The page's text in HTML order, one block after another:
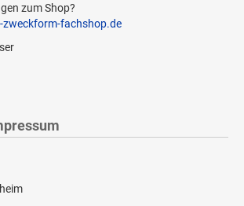
zum Shop?
zweckform-fachshop.de